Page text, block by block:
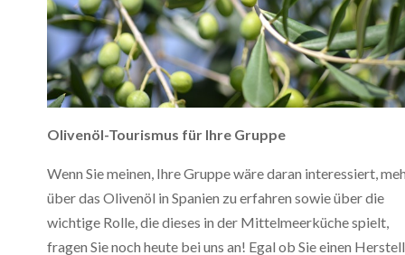
Olivenöl-Tourismus für Ihre Gruppe
Wenn Sie meinen, Ihre Gruppe wäre daran interessiert,
über das Olivenöl in Spanien zu erfahren sowie über die
wichtige Rolle, die dieses in der Mittelmeerküche spielt,
fragen Sie noch heute bei uns an! Egal ob Sie einen